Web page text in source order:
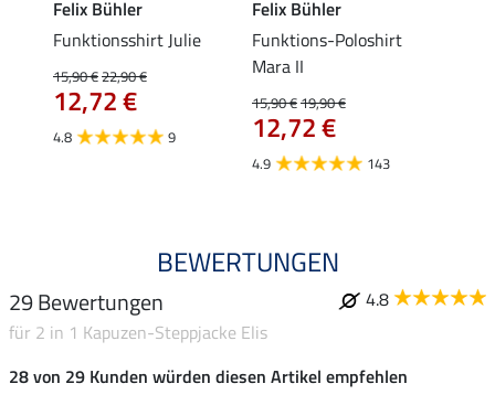
Felix Bühler
Funktionsshirt Julie
15,90 €22,90 €
12,72 €
4.8 9
Felix Bühler
Funktions-Poloshirt
Mara II
15,90 €19,90 €
12,72 €
4.9 143
BEWERTUNGEN
29 Bewertungen
4.8
für 2 in 1 Kapuzen-Steppjacke Elis
28 von 29 Kunden würden diesen Artikel empfehlen